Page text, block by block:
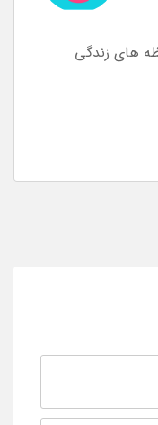
های زندگی